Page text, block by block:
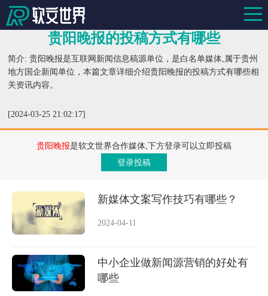
贵阳晚报的投稿方式有哪些
简介: 贵阳晚报是互联网新闻信息稿源单位，是白名单媒体,属于贵州
地方国企新闻单位，本篇文章详细介绍贵阳晚报的投稿方式有哪些相
关资讯内容。
[2024-03-25 21:02:17]
贵阳晚报是软文世界合作媒体,下方登录可以立即投稿
登录投稿
新媒体文案写作技巧有哪些？
2024-04-11
中小企业做新闻源营销的好处有
哪些